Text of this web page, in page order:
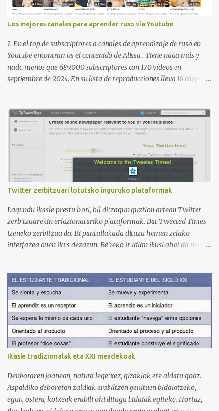
Los mejores canales para aprender ruso vía Youtube
1. En el top de subscriptores a canales de aprendizaje de ruso en
Youtube encontramos el contenido de Alissa . Tiene nada más y
nada menos que 689.000 subscriptores con 170 vídeos en
septiembre de 2024. En su lista de reproducciones lleva 16 carpetas
de Anastasia G . con 224.000 subscriptores y 97 vídeos en
septiembre de 2024. Anastasia tiene una lista de reproducción
muy bien estructurada para aprender gramática, lectura,
pronunciación, etc. https://www.youtube.com/@AnaG88/playlists
3. Otro de los canales con más usuarios y contenido es el de
Victoria, que lleva por nombre: Aprende con Victoria . El canal
tiene 120 mil subscriptores (septiembre de 2024) con muchísimos
vídeos (398), y lleva una serie de listas de reproducción interesante
para aprender los diferentes campos en los que podemos dividir un
curso de idiomas: gramática, verbos, vocabulario etc. h...
Twitter zerbitzuari lotutako inguruko plataformak
Lagundu ikasle prestu hori, bil ditzagun guztion artean Twitter
zerbitzuarekin erlazionaturiko plataformak. Bat Tweeted Times
izeneko zerbitzua da. Bi pantailakada dituzu hemen zelako
interfazea duen ikus dezazun. Beheko irudian ikusi ahal da nola
Behean baduzue Apps for iPads deritzon Youtube kanaleko
bideoa, zeinak Tweeted Times aplikazio mobila aztertzen baitu.
Bestalde, gogoratu komentarioen atala erabili ahal duzuela zuen
informazioa argitaratzeko. Bila ditzagun guztion artean Twitter
plataformari lotutako zerbitzuak. Selecciona un texto y clica aquí
para oírlo
Ikasle tradizionalak eta XXI mendekoak
Denboraren joanean, natura legetxez, gizakiok ere aldatu goaz.
Aspaldiko deboretan zaldiak erabiltzen genituen bidaiatzeko;
egun, ostera, kotxeak erabili ohi ditugu bidaiak egiteko. Hortaz,